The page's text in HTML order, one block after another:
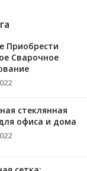
Приобрести
Сварочное
стеклянная
офиса и дома